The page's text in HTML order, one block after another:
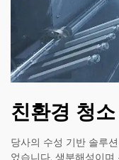
친환경 청
당사의 수성 기반 솔루
었습니다. 생분해성이